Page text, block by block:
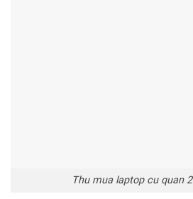
Thu mua laptop cu quan 2